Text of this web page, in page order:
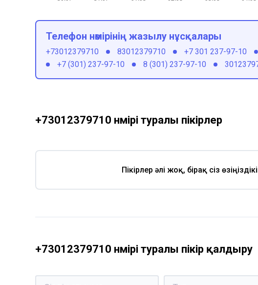
Телефон нөмірінің жазылу нұсқалары
+73012379710 83012379710 +7 301 237-97-10
+7 (301) 237-97-10
8 (301) 237-97-10
+73012379710 нөмірі туралы пікірлер
Пікірлер әлі жоқ, бірақ сіз
+73012379710 нөмірі туралы пікір қалдыру